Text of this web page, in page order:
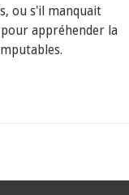
ou s'il manquait
appréhender la